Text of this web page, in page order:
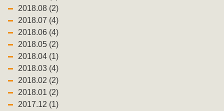
2018.08 (2)
2018.07 (4)
2018.06 (4)
2018.05 (2)
2018.04 (1)
2018.03 (4)
2018.02 (2)
2018.01 (2)
2017.12 (1)